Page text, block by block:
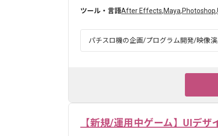
ツール・言語After Effects,Maya,Photoshop,
パチスロ機の企画/プログラム開発/映像
【新規/運用中ゲーム】UIデザ